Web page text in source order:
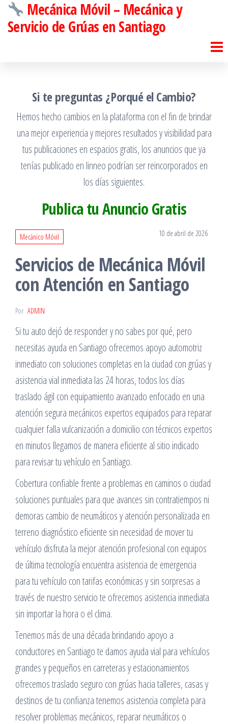
Saltar
Mecánica Móvil – Mecánica y
Servicio de Grúas en Santiago
Si te preguntas ¿Porqué el Cambio?
Hemos hecho cambios en la plataforma con el fin de brindar
una mejor experiencia y mejores resultados y visibilidad para
tus publicaciones en espacios gratis, los anuncios que ya
tenías publicado en linneo podrían ser reincorporados en
los días siguientes.
Publica tu Anuncio Gratis
Mecánico Móvil 10 de abril de 2026
Servicios de Mecánica Móvil
con Atención en Santiago
Por ADMIN
Si tu auto dejó de responder y no sabes por qué, pero
necesitas ayuda en Santiago ofrecemos apoyo automotriz
inmediato con soluciones completas en la ciudad con grúas y
asistencia vial inmediata las 24 horas, todos los días
traslado ágil con equipamiento avanzado enfocado en una
atención segura mecánicos expertos equipados para reparar
cualquier falla vulcanización a domicilio con técnicos expertos
en minutos llegamos de manera eficiente al sitio indicado
para revisar tu vehículo en Santiago.
Cobertura confiable frente a problemas en caminos o ciudad
soluciones puntuales para que avances sin contratiempos ni
demoras cambio de neumáticos y atención personalizada en
terreno diagnóstico eficiente sin necesidad de mover tu
vehículo disfruta la mejor atención profesional con equipos
de última tecnología encuentra asistencia de emergencia
para tu vehículo con tarifas económicas y sin sorpresas a
través de nuestro servicio te ofrecemos asistencia inmediata
sin importar la hora o el clima.
Tenemos más de una década brindando apoyo a
conductores en Santiago te damos ayuda vial para vehículos
grandes y pequeños en carreteras y estacionamientos
ofrecemos traslado seguro con grúas hacia talleres, casas y
destinos de tu confianza tenemos asistencia completa para
resolver problemas mecánicos, reparar neumáticos o